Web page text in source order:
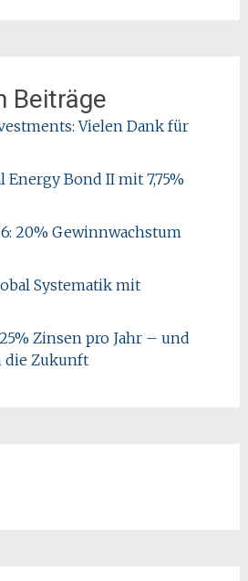
Beiträge
Vielen Dank für
Energy Bond II mit 7,75%
20% Gewinnwachstum
Systematik mit
Zinsen pro Jahr – und
die Zukunft